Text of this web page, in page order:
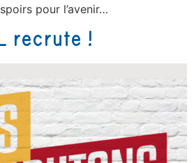
pour l’avenir…
recrute !